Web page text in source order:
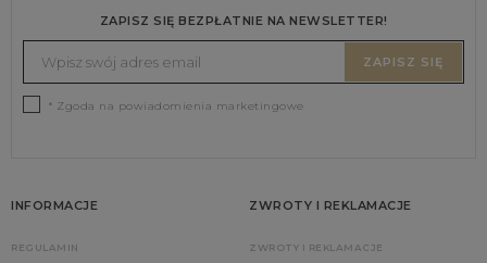
ZAPISZ SIĘ BEZPŁATNIE NA NEWSLETTER!
ZAPISZ SIĘ
* Zgoda na powiadomienia marketingowe
INFORMACJE
REGULAMIN
ZWROTY I REKLAMACJE
ZWROTY I REKLAMACJE